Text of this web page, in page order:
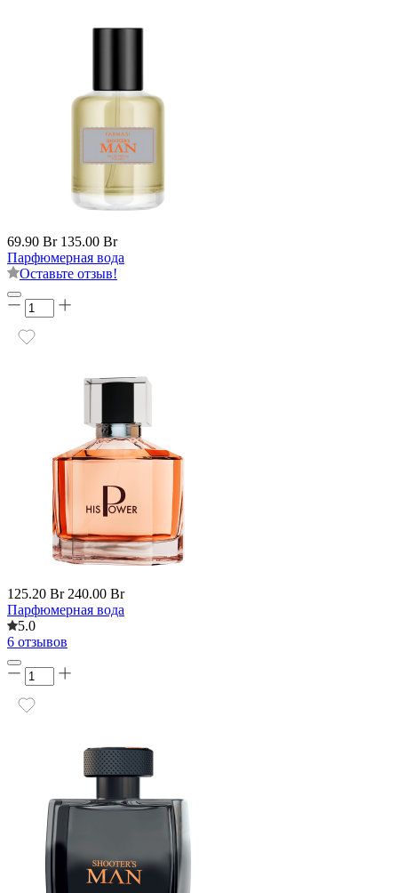
69.90 Br 135.00 Br
Парфюмерная вода
Оставьте отзыв!
125.20 Br 240.00 Br
Парфюмерная вода
5.0
6 отзывов